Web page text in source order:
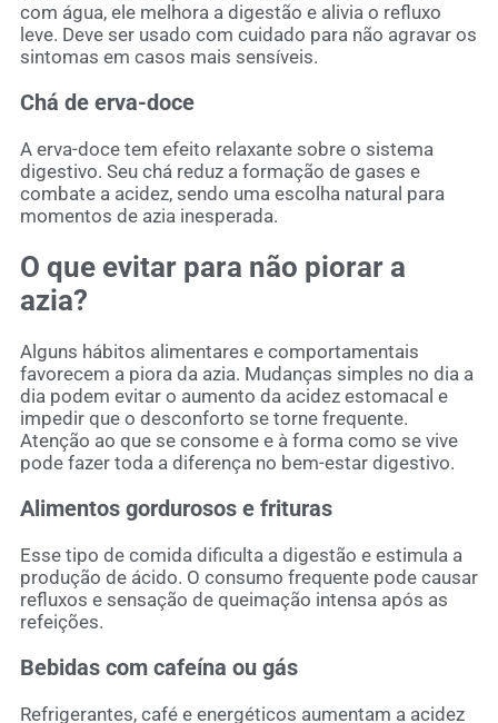
com água, ele melhora a digestão e alivia o refluxo
leve. Deve ser usado com cuidado para não agravar os
sintomas em casos mais sensíveis.
Chá de erva-doce
A erva-doce tem efeito relaxante sobre o sistema
digestivo. Seu chá reduz a formação de gases e
combate a acidez, sendo uma escolha natural para
momentos de azia inesperada.
O que evitar para não piorar a
azia?
Alguns hábitos alimentares e comportamentais
favorecem a piora da azia. Mudanças simples no dia a
dia podem evitar o aumento da acidez estomacal e
impedir que o desconforto se torne frequente.
Atenção ao que se consome e à forma como se vive
pode fazer toda a diferença no bem-estar digestivo.
Alimentos gordurosos e frituras
Esse tipo de comida dificulta a digestão e estimula a
produção de ácido. O consumo frequente pode causar
refluxos e sensação de queimação intensa após as
refeições.
Bebidas com cafeína ou gás
Refrigerantes, café e energéticos aumentam a acidez